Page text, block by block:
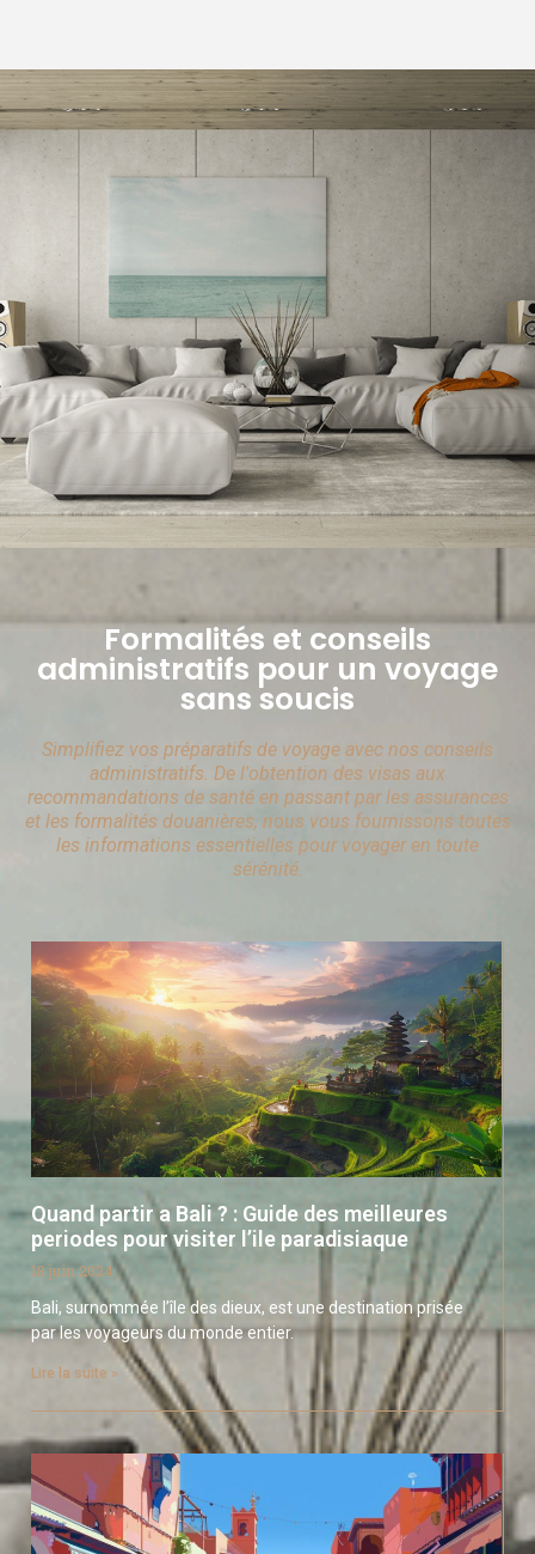
Formalités et conseils
administratifs pour un voyage
sans soucis
Simplifiez vos préparatifs de voyage avec nos conseils
administratifs. De l'obtention des visas aux
recommandations de santé en passant par les assurances
et les formalités douanières, nous vous fournissons toutes
les informations essentielles pour voyager en toute
sérénité.
Quand partir a Bali ? : Guide des meilleures
periodes pour visiter l’ile paradisiaque
18 juin 2024
Bali, surnommée l’île des dieux, est une destination prisée
par les voyageurs du monde entier.
Lire la suite »